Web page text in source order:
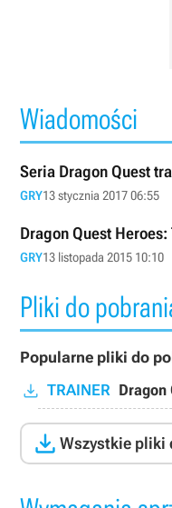
Wiadomości
Seria Dragon Quest
GRY13 stycznia 2017 06:55
Dragon Quest
GRY13 listopada 2015 10:10
Pliki do
Popularne pliki do
TRAINER Dragon
 Wszystkie pliki